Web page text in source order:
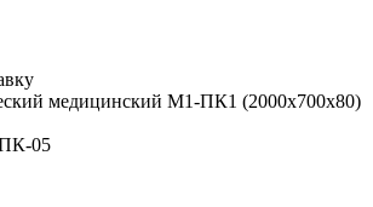
медицинский М1-ПК1 (2000x700x80)
05